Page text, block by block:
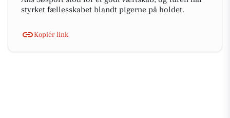
styrket fællesskabet blandt pigerne på holdet.
Kopiér link